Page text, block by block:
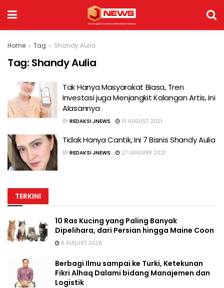
Home Tag Shandy Aulia
Tag: Shandy Aulia
Tak Hanya Masyarakat Biasa, Tren
Investasi juga Menjangkit Kalangan Artis, Ini
Alasannya
BY REDAKSI JNEWS 19 AUGUST 2021
Tidak Hanya Cantik, Ini 7 Bisnis Shandy Aulia
BY REDAKSI JNEWS 27 JANUARY 2021
TERKINI
10 Ras Kucing yang Paling Banyak
Dipelihara, dari Persian hingga Maine Coon
6 AUGUST 2026
Berbagi Ilmu sampai ke Turki, Ketekunan
Fikri Alhaq Dalami bidang Manajemen dan
Logistik